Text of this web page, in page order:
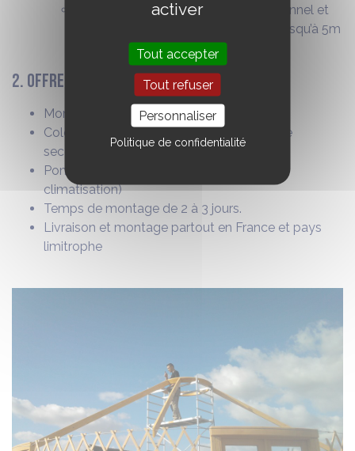
Nécessite un échafaudage professionnel et
une habitude au travail en hauteur (jusqu’à 5m
pour les 100m²)
2. Offre clé en main
Montage par notre équipe.
Colonne électrique et organe électrique de
secours.
Pompe à chaleur Air/Air (chauffage et
climatisation)
Temps de montage de 2 à 3 jours.
Livraison et montage partout en France et pays
limitrophe
activer
Tout accepter
Tout refuser
Personnaliser
Politique de confidentialité